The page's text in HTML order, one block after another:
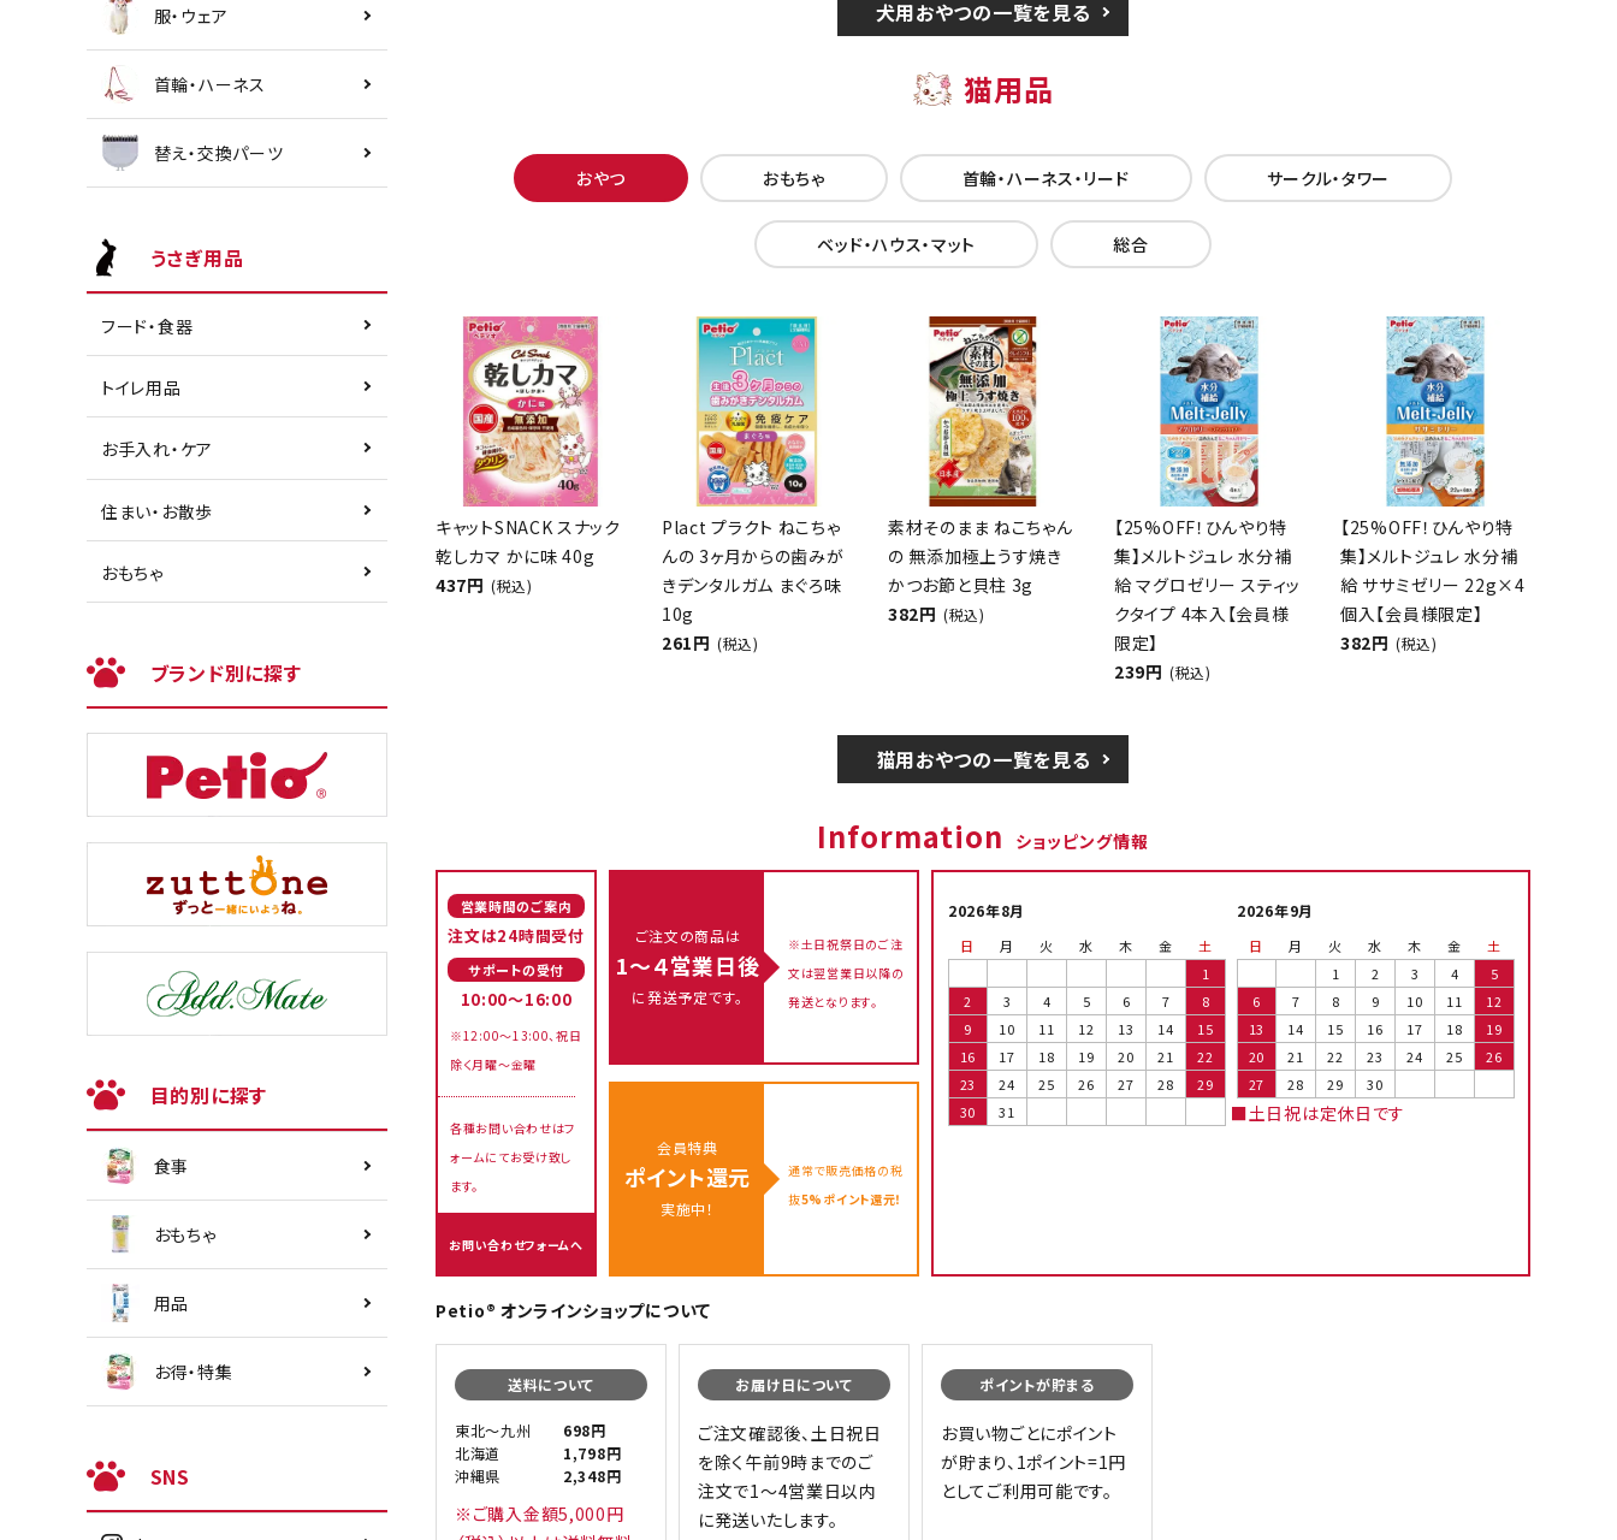
服・ウェア
首輪・ハーネス
替え・交換パーツ
うさぎ用品
フード・食器
トイレ用品
お手入れ・ケア
住まい・お散歩
おもちゃ
ブランド別に探す
目的別に探す
食事
おもちゃ
用品
お得・特集
SNS
犬用おやつの一覧を見る
猫用品
おやつ おもちゃ 首輪・ハーネス・リード サークル・タワー
ベッド・ハウス・マット 総合
キャットSNACK スナック
乾しカマ かに味 40g
437円 (税込)
Plact プラクト ねこちゃ
んの 3ヶ月からの歯みが
きデンタルガム まぐろ味
10g
261円 (税込)
素材そのまま ねこちゃん
の 無添加極上うす焼き
かつお節と貝柱 3g
382円 (税込)
【25%OFF！ひんやり特
集】メルトジュレ 水分補
給 マグロゼリー スティッ
クタイプ 4本入【会員様
限定】
239円 (税込)
【25%OFF！ひんやり特
集】メルトジュレ 水分補
給 ササミゼリー 22g×4
個入【会員様限定】
382円 (税込)
猫用おやつの一覧を見る
Information ショッピング情報
営業時間のご案内
注文は24時間受付
サポートの受付
10:00～16:00
※12:00～13:00、祝日
除く月曜～金曜
各種お問い合わせはフ
ォームにてお受け致し
ます。
お問い合わせフォームへ
ご注文の商品は
1～４営業日後
に発送予定です。
※土日祝祭日のご注
文は翌営業日以降の
発送となります。
会員特典
ポイント還元
実施中！
通常で販売価格の税
抜5%ポイント還元！
2026年8月
日 月 火 水 木 金
土
1
2
3 4 5 6 7
8
9
10 11 12 13 14
15
16
17 18 19 20 21
22
23
24 25 26 27 28
29
30
31
2026年9月
日 月 火 水 木 金
土
1
2 3 4
5
6
7 8 9 10 11
12
13
14 15 16 17 18
19
20
21 22 23 24 25
26
27
28 29 30
■土日祝は定休日です
Petio® オンラインショップについて
送料について
東北〜九州
698円
北海道
1,798円
沖縄県
2,348円
※ご購入金額5,000円
お届け日について
ご注文確認後、土日祝日
を除く午前9時までのご
注文で1～4営業日以内
に発送いたします。
ポイントが貯まる
お買い物ごとにポイント
が貯まり、1ポイント=1円
としてご利用可能です。